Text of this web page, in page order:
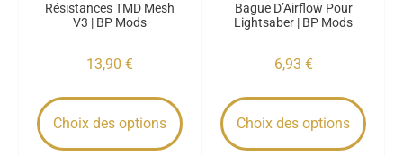
Résistances TMD Mesh
V3 | BP Mods
13,90 €
Choix des options
Bague D’Airflow Pour
Lightsaber | BP Mods
6,93 €
Choix des options